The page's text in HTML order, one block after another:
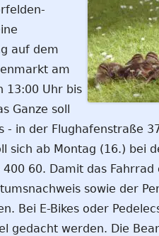
auf dem
am
13:00 Uhr bis
Ganze soll
- in der Flughafenstraße
sich ab Montag (16.) bei
60. Damit das
sowie der
Bei E-Bikes oder
gedacht werden. Die